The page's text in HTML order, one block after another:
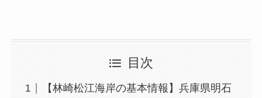
目次
【林崎松江海岸の基本情報】兵庫県明石